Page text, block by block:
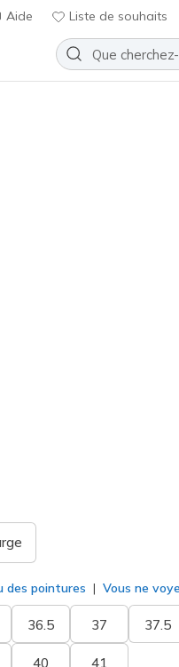
Aide Liste de souhaits
des pointures Vous ne
36.5 37 37.5
40 41